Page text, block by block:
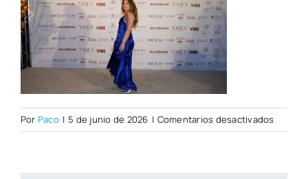
Por Paco | 5 de junio de 2026 | Comentarios desactivadosen